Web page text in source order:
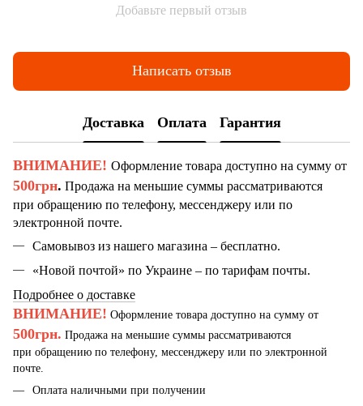
Добавьте первый отзыв
Написать отзыв
Доставка Оплата Гарантия
ВНИМАНИЕ! Оформление товара доступно на сумму от
500грн. Продажа на меньшие суммы рассматриваются
при обращению по телефону, мессенджеру или по
электронной почте.
Самовывоз из нашего магазина – бесплатно.
«Новой почтой» по Украине – по тарифам почты.
Подробнее о доставке
ВНИМАНИЕ! Оформление товара доступно на сумму от
500грн. Продажа на меньшие суммы рассматриваются
при обращению по телефону, мессенджеру или по электронной
почте.
Оплата наличными при получении